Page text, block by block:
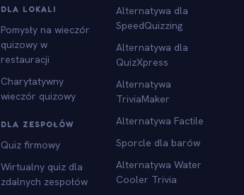
DLA LOKALI
Pomysły na wieczór
quizowy w
restauracji
Charytatywny
wieczór quizowy
DLA ZESPOŁÓW
Quiz firmowy
Wirtualny quiz dla
zdalnych zespołów
Alternatywa dla
SpeedQuizzing
Alternatywa dla
QuizXpress
Alternatywa
TriviaMaker
Alternatywa Factile
Sporcle dla barów
Alternatywa Water
Cooler Trivia